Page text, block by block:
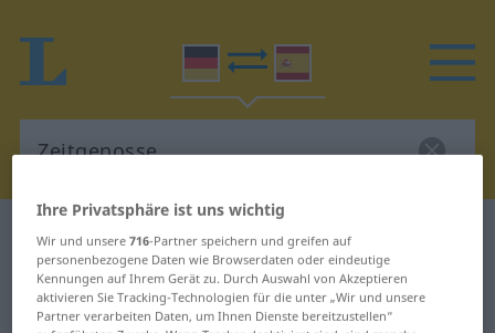
Deutsch-Spanisch Wörterbuch Zeitgenosse
Deutsch-Spanisch Übersetzung für
"Zeitgenosse"
Ihre Privatsphäre ist uns wichtig
Wir und unsere716-Partner speichern und greifen auf
personenbezogene Daten wie Browserdaten oder eindeutige
Kennungen auf Ihrem Gerät zu. Durch Auswahl von Akzeptieren
aktivieren Sie Tracking-Technologien für die unter „Wir und unsere
Partner verarbeiten Daten, um Ihnen Dienste bereitzustellen“